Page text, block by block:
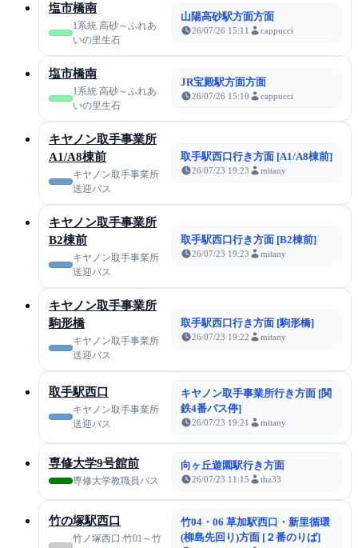
塩市橋南
1系統 高砂～ふれあ
いの里生石
山陽高砂駅方面方面
26/07/26 15:11 cappucci
塩市橋南
1系統 高砂～ふれあ
いの里生石
JR宝殿駅方面方面
26/07/26 15:10 cappucci
キヤノン取手事業所
A1/A8棟前
キヤノン取手事業所
送迎バス
取手駅西口行き方面 [A1/A8棟前]
26/07/23 19:23 mitany
キヤノン取手事業所
B2棟前
キヤノン取手事業所
送迎バス
取手駅西口行き方面 [B2棟前]
26/07/23 19:23 mitany
キヤノン取手事業所
駒形橋
キヤノン取手事業所
送迎バス
取手駅西口行き方面 [駒形橋]
26/07/23 19:22 mitany
取手駅西口
キヤノン取手事業所
送迎バス
キヤノン取手事業所行き方面 [関
鉄4番バス停]
26/07/23 19:21 mitany
専修大学9号館前
専修大学教職員バス
向ヶ丘遊園駅行き方面
26/07/23 11:15 thz33
竹の塚駅西口
竹ノ塚西口:竹01～竹
竹04・06 草加駅西口・新里循環
(柳島先回り)方面 [２番のりば]